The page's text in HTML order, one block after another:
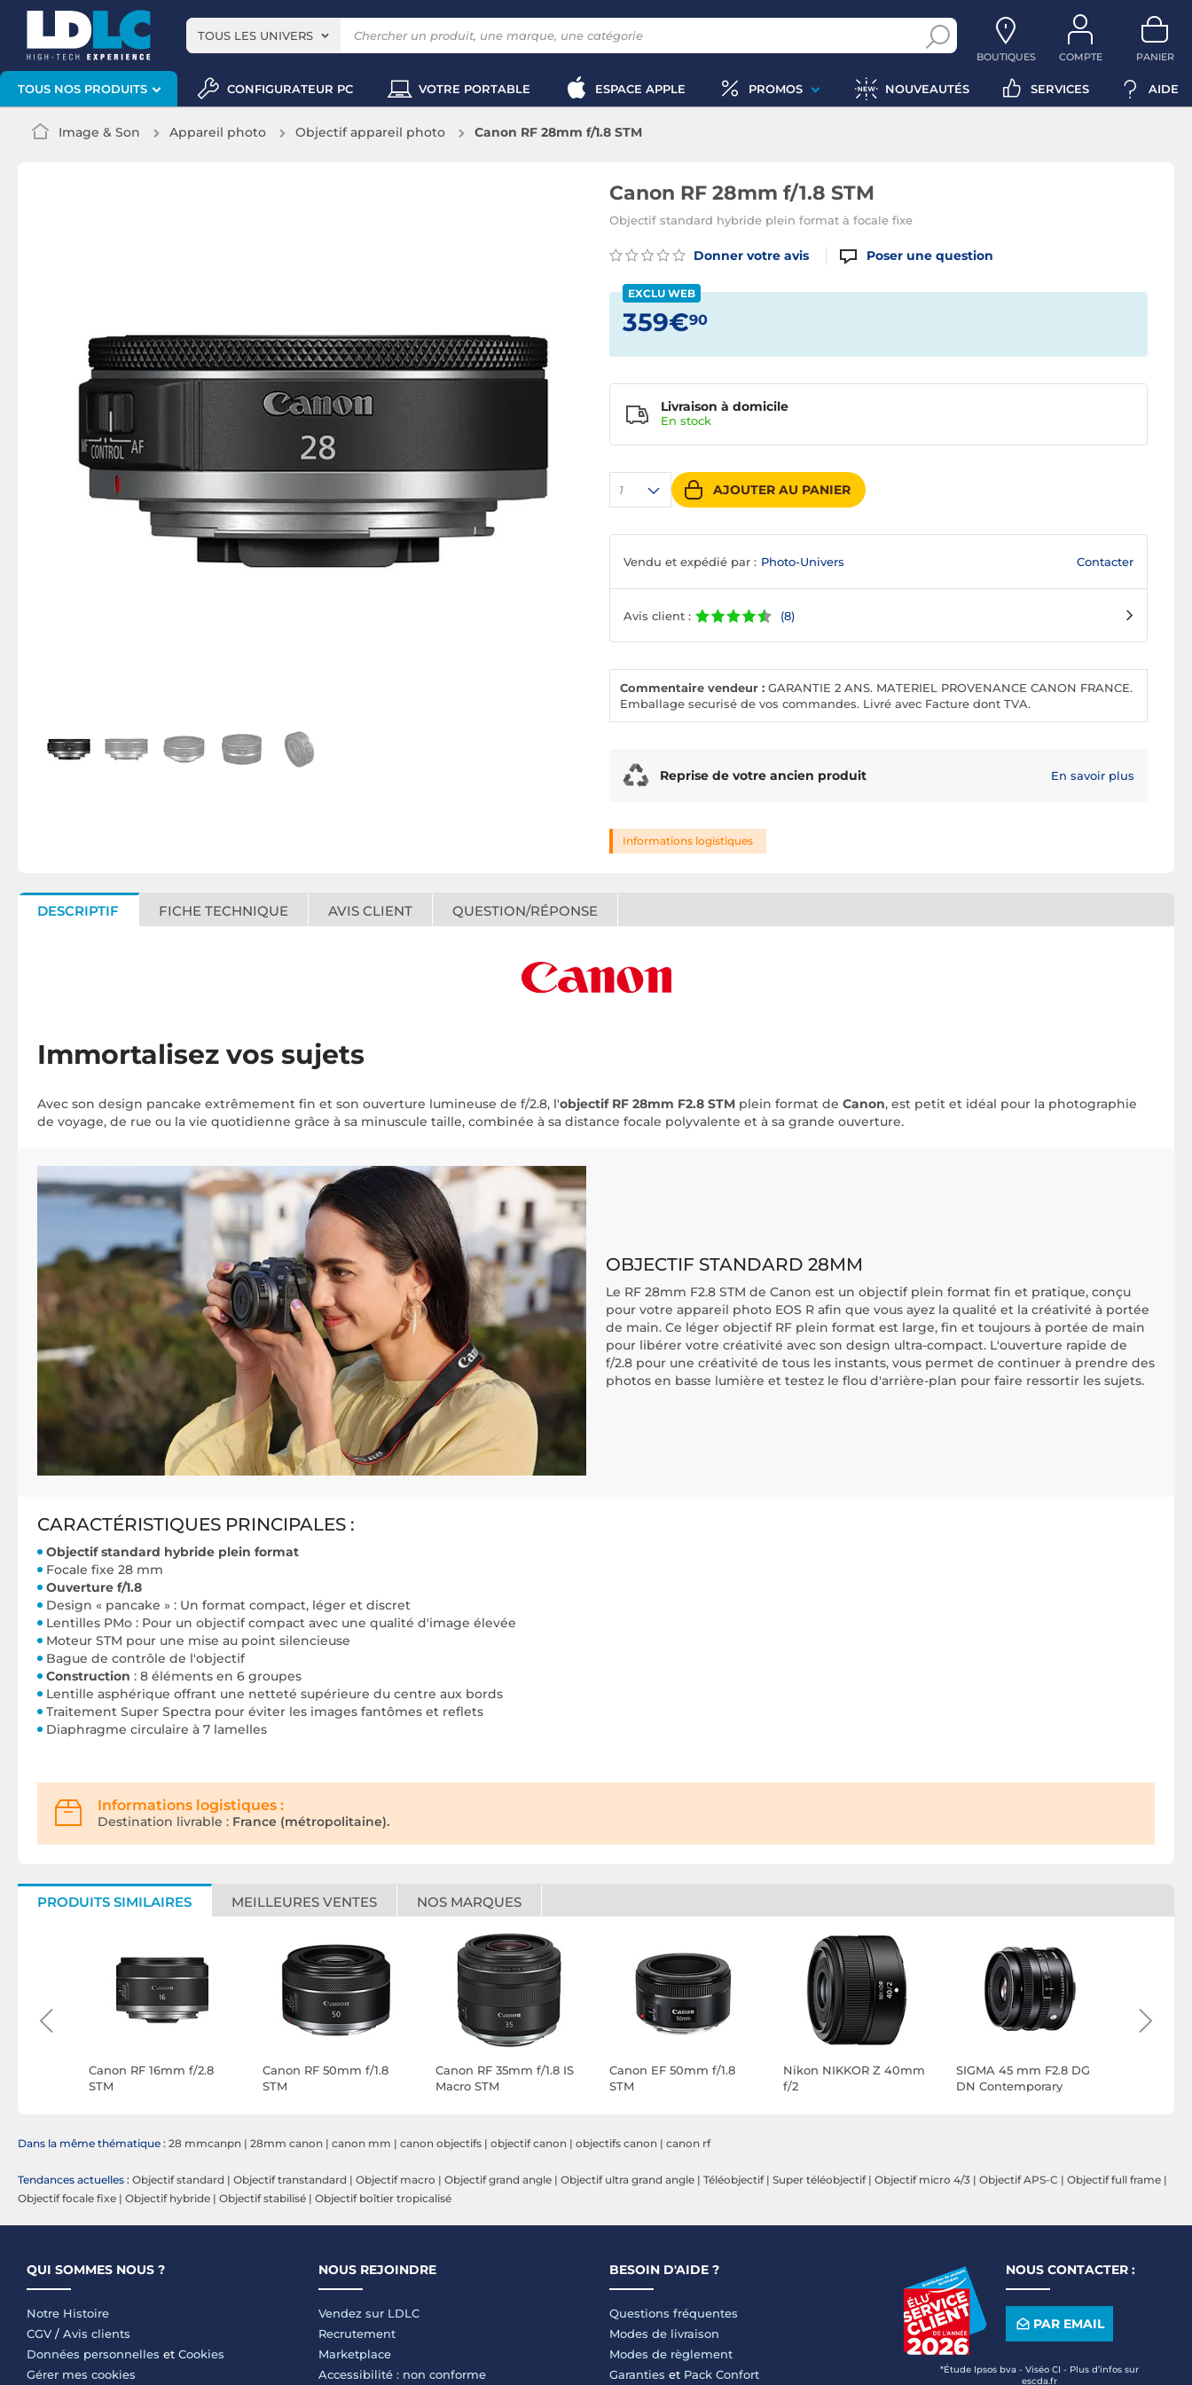
TOUS LES UNIVERS
BOUTIQUES COMPTE PANIER
TOUS NOS PRODUITS CONFIGURATEUR PC VOTRE PORTABLE ESPACE APPLE PROMOS NOUVEAUTÉS SERVICES AIDE
Image & Son Appareil photo Objectif appareil photo Canon RF 28mm f/1.8 STM
Canon RF 28mm f/1.8 STM
Objectif standard hybride plein format à focale fixe
Donner votre avis Poser une question
EXCLU WEB
359€90
1 AJOUTER AU PANIER
Livraison à domicile
En stock
Vendu et expédié par : Photo-Univers Contacter
Avis client : (8)
Commentaire vendeur : GARANTIE 2 ANS. MATERIEL PROVENANCE CANON FRANCE.
Emballage securisé de vos commandes. Livré avec Facture dont TVA.
Reprise de votre ancien produit En savoir plus
Informations logistiques
DESCRIPTIF FICHE TECHNIQUE AVIS CLIENT QUESTION/RÉPONSE
Immortalisez vos sujets
Avec son design pancake extrêmement fin et son ouverture lumineuse de f/2.8, l'objectif RF 28mm F2.8 STM plein format de Canon, est petit et idéal pour la photographie
de voyage, de rue ou la vie quotidienne grâce à sa minuscule taille, combinée à sa distance focale polyvalente et à sa grande ouverture.
OBJECTIF STANDARD 28MM
Le RF 28mm F2.8 STM de Canon est un objectif plein format fin et pratique, conçu
pour votre appareil photo EOS R afin que vous ayez la qualité et la créativité à portée
de main. Ce léger objectif RF plein format est large, fin et toujours à portée de main
pour libérer votre créativité avec son design ultra-compact. L'ouverture rapide de
f/2.8 pour une créativité de tous les instants, vous permet de continuer à prendre des
photos en basse lumière et testez le flou d'arrière-plan pour faire ressortir les sujets.
CARACTÉRISTIQUES PRINCIPALES :
Objectif standard hybride plein format
Focale fixe 28 mm
Ouverture f/1.8
Design « pancake » : Un format compact, léger et discret
Lentilles PMo : Pour un objectif compact avec une qualité d'image élevée
Moteur STM pour une mise au point silencieuse
Bague de contrôle de l'objectif
Construction : 8 éléments en 6 groupes
Lentille asphérique offrant une netteté supérieure du centre aux bords
Traitement Super Spectra pour éviter les images fantômes et reflets
Diaphragme circulaire à 7 lamelles
Informations logistiques :
Destination livrable : France (métropolitaine).
PRODUITS SIMILAIRES MEILLEURES VENTES NOS MARQUES
Canon RF 16mm f/2.8
STM
Canon RF 50mm f/1.8
STM
Canon RF 35mm f/1.8 IS
Macro STM
Canon EF 50mm f/1.8
STM
Nikon NIKKOR Z 40mm
f/2
SIGMA 45 mm F2.8 DG
DN Contemporary
Dans la même thématique : 28 mmcanpn | 28mm canon | canon mm | canon objectifs | objectif canon | objectifs canon | canon rf
Tendances actuelles : Objectif standard | Objectif transtandard | Objectif macro | Objectif grand angle | Objectif ultra grand angle | Téléobjectif| Super téléobjectif| Objectif micro 4/3 | Objectif APS-C | Objectif full frame |
Objectif focale fixe | Objectif hybride | Objectif stabilisé | Objectif boîtier tropicalisé
QUI SOMMES NOUS ?
Notre Histoire
CGV / Avis clients
Données personnelles et Cookies
Gérer mes cookies
NOUS REJOINDRE
Vendez sur LDLC
Recrutement
Marketplace
Accessibilité : non conforme
BESOIN D'AIDE ?
Questions fréquentes
Modes de livraison
Modes de règlement
Garanties et Pack Confort
NOUS CONTACTER :
PAR EMAIL
*Étude Ipsos bva - Viséo CI - Plus d’infos sur
escda.fr